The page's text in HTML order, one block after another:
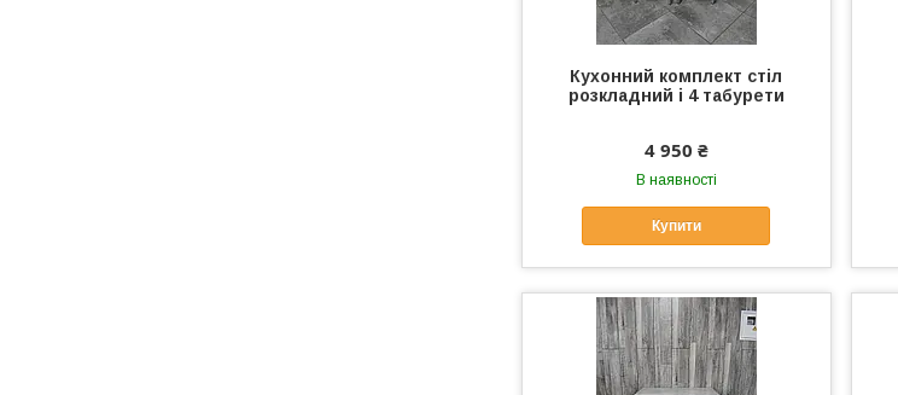
Кухонний комплект стіл
розкладний і 4 табурети
4 950 ₴
В наявності
Купити